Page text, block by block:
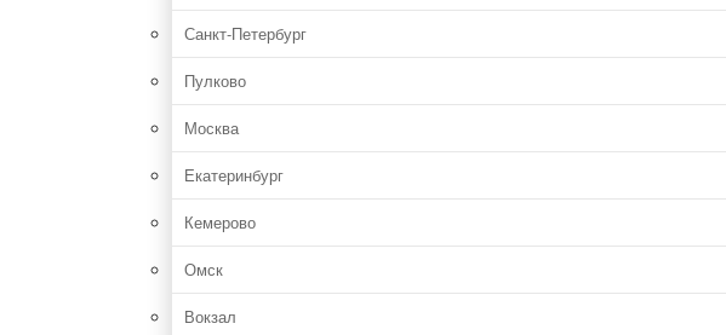
Санкт-Петербург
Пулково
Москва
Екатеринбург
Кемерово
Омск
Вокзал